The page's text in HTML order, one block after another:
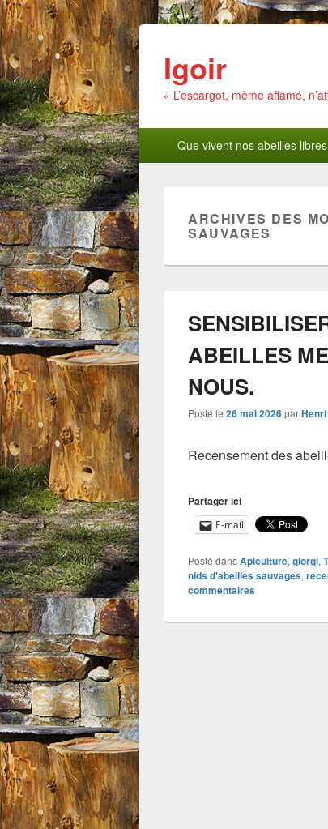
Igoir
« L’escargot, même affamé,
Menu
principalQue vivent nos abeilles
ARCHIVES DES
SAUVAGES
ABEILLES
NOUS.
Posté le 26 mai 2026parHenri
Recensement des
Partager ici
E-mail
Posté dansApiculture, giorgi,
nids d'abeilles sauvages,
commentaires